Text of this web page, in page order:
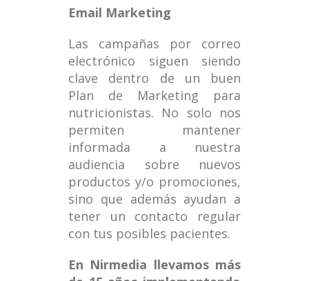
Email Marketing
Las campañas por correo
electrónico siguen siendo
clave dentro de un buen
Plan de Marketing para
nutricionistas. No solo nos
permiten mantener
informada a nuestra
audiencia sobre nuevos
productos y/o promociones,
sino que además ayudan a
tener un contacto regular
con tus posibles pacientes.
En Nirmedia llevamos más